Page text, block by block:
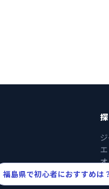
福島県で初心者におすすめは